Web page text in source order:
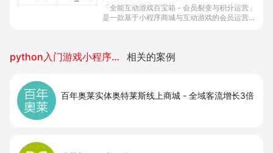
「全能互动游戏百宝箱 - 会员裂变与积分运营」
是一款基于小程序商城与互动游戏的会员运营工
python入门游戏小程序开发 相关的案例
百年奥莱实体奥特莱斯线上商城 - 全域客流增长3倍